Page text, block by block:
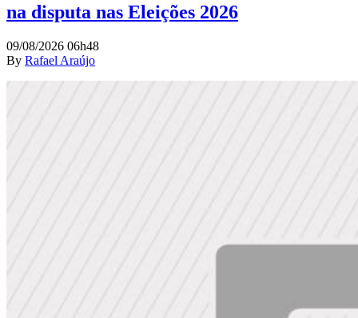
na disputa nas Eleições 2026
09/08/2026 06h48
By Rafael Araújo